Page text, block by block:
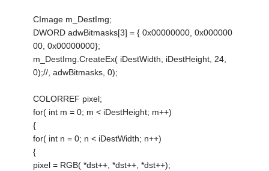
CImage m_DestImg;
DWORD adwBitmasks[3] = { 0x00000000, 0x000000
00, 0x00000000};
m_DestImg.CreateEx( iDestWidth, iDestHeight, 24,
0);//, adwBitmasks, 0);
COLORREF pixel;
for( int m = 0; m < iDestHeight; m++)
{
for( int n = 0; n < iDestWidth; n++)
{
pixel = RGB( *dst++, *dst++, *dst++);